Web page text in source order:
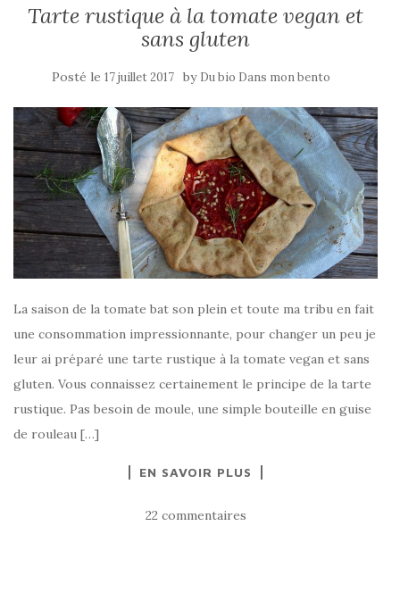
Tarte rustique à la tomate vegan et
sans gluten
Posté le 17 juillet 2017 by Du bio Dans mon bento
La saison de la tomate bat son plein et toute ma tribu en fait
une consommation impressionnante, pour changer un peu je
leur ai préparé une tarte rustique à la tomate vegan et sans
gluten. Vous connaissez certainement le principe de la tarte
rustique. Pas besoin de moule, une simple bouteille en guise
de rouleau […]
EN SAVOIR PLUS
22 commentaires